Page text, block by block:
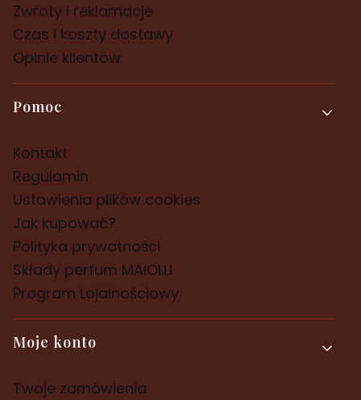
Zwroty i reklamacje
Czas i koszty dostawy
Opinie klientów
Pomoc
Kontakt
Regulamin
Ustawienia plików cookies
Jak kupować?
Polityka prywatności
Składy perfum MAIOLLI
Program Lojalnościowy
Moje konto
Twoje zamówienia